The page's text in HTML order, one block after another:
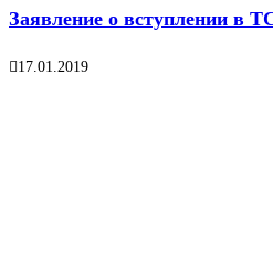
Заявление о вступлении в
17.01.2019